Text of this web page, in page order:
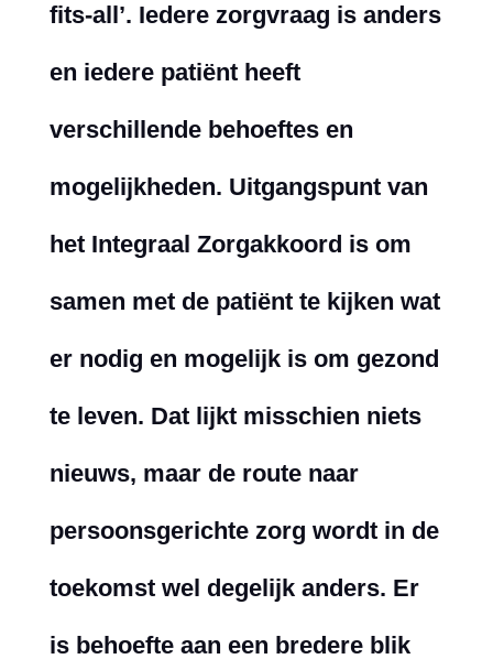
fits-all’. Iedere zorgvraag is anders
en iedere patiënt heeft
verschillende behoeftes en
mogelijkheden. Uitgangspunt van
het Integraal Zorgakkoord is om
samen met de patiënt te kijken wat
er nodig en mogelijk is om gezond
te leven. Dat lijkt misschien niets
nieuws, maar de route naar
persoonsgerichte zorg wordt in de
toekomst wel degelijk anders. Er
is behoefte aan een bredere blik